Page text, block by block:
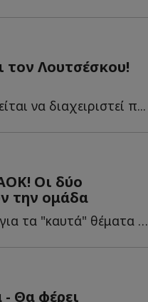
τον Λουτσέσκου!
να διαχειριστεί π...
Οι δύο
την ομάδα
Ο Αντώνης Τσακαλέας vlogάρει για τα "καυτά" θέματα που α...
Θα φέρει